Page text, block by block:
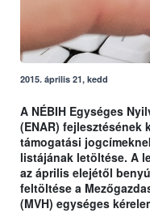
2015. április 21, kedd
A NÉBIH Egységes
(ENAR)
támogatási
listájának letöltése. A
az április elejétől
feltöltése a
(MVH) egységes